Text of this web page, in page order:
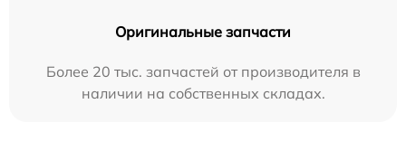
Оригинальные запчасти
Более 20 тыс. запчастей от производителя в
наличии на собственных складах.